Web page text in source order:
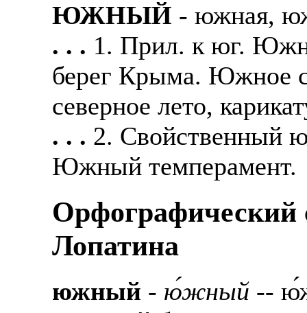
ЮЖНЫЙ - южная,
. . . 1. Прил. к юг.
берег Крыма. Южное
северное лето,
. . . 2. Свойственный
Южный темперамент.
Орфографический
Лопатина
южный - ю́жный --